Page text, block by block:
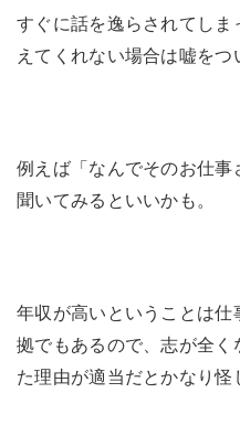
すぐに話を逸らされてしま
えてくれない場合は嘘をつ
例えば「なんでそのお仕事
聞いてみるといいかも。
年収が高いということは仕
拠でもあるので、志が全く
た理由が適当だとかなり怪